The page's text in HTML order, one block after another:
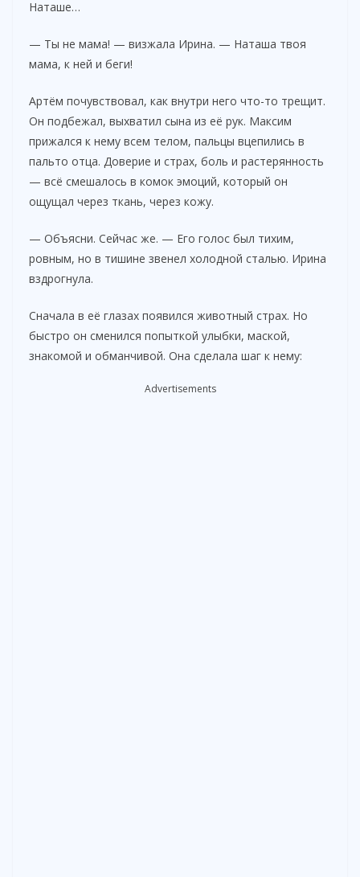
Наташе…
— Ты не мама! — визжала Ирина. — Наташа твоя
мама, к ней и беги!
Артём почувствовал, как внутри него что-то трещит.
Он подбежал, выхватил сына из её рук. Максим
прижался к нему всем телом, пальцы вцепились в
пальто отца. Доверие и страх, боль и растерянность
— всё смешалось в комок эмоций, который он
ощущал через ткань, через кожу.
— Объясни. Сейчас же. — Его голос был тихим,
ровным, но в тишине звенел холодной сталью. Ирина
вздрогнула.
Сначала в её глазах появился животный страх. Но
быстро он сменился попыткой улыбки, маской,
знакомой и обманчивой. Она сделала шаг к нему:
Advertisements